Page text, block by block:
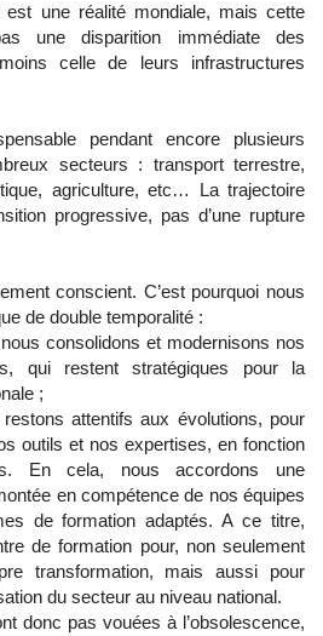
est une réalité mondiale, mais cette
une disparition immédiate des
celle de leurs infrastructures
pendant encore plusieurs
secteurs : transport terrestre,
agriculture, etc… La trajectoire
progressive, pas d’une rupture
conscient. C’est pourquoi nous
de double temporalité :
consolidons et modernisons nos
qui restent stratégiques pour la
;
attentifs aux évolutions, pour
outils et nos expertises, en fonction
En cela, nous accordons une
en compétence de nos équipes
de formation adaptés. A ce titre,
de formation pour, non seulement
transformation, mais aussi pour
du secteur au niveau national.
donc pas vouées à l’obsolescence,